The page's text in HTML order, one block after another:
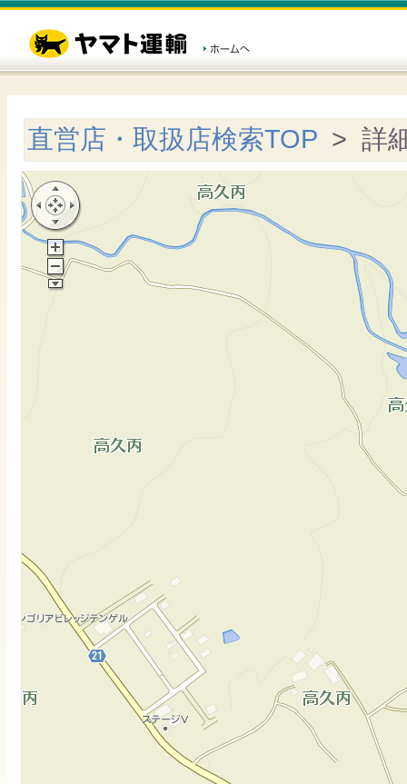
直営店・取扱店検索TOP > 詳